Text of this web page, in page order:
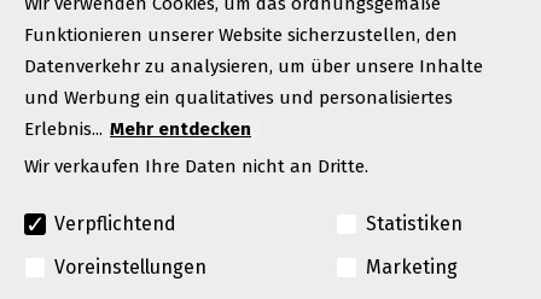
© Urheberrecht 2026. Alle Rechte vorbehalten
Eine Marke der Manitou-Gruppe
Funktionieren unserer Website sicherzustellen, den
Datenverkehr zu analysieren, um über unsere Inhalte
und Werbung ein qualitatives und personalisiertes
Erlebnis... Mehr entdecken
Wir verkaufen Ihre Daten nicht an Dritte.
Verpflichtend
Statistiken
Voreinstellungen
Marketing